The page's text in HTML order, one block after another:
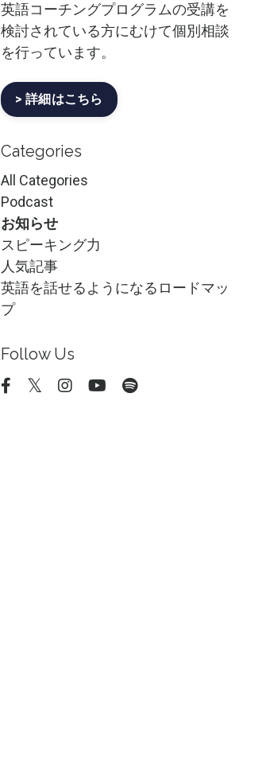
英語コーチングプログラムの受講を
検討されている方にむけて個別相談
を行っています。
> 詳細はこちら
Categories
All Categories
Podcast
お知らせ
スピーキング力
人気記事
英語を話せるようになるロードマッ
プ
Follow Us